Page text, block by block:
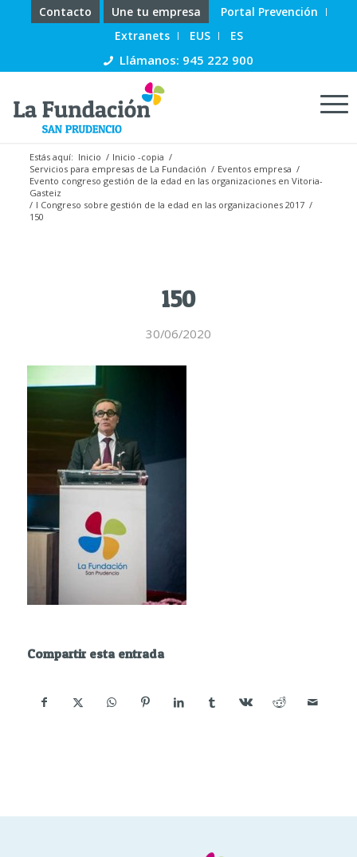
Contacto Une tu empresa
Portal Prevención
Extranets
EUS ES
Llámanos: 945 222 900
Estás aquí: Inicio / Inicio -copia /
Servicios para empresas de La Fundación / Eventos empresa /
Evento congreso gestión de la edad en las organizaciones en Vitoria-
Gasteiz
/ I Congreso sobre gestión de la edad en las organizaciones 2017 /
150
150
30/06/2020
Compartir esta entrada